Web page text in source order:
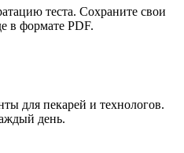
теста. Сохраните свои
в формате PDF.
для пекарей и технологов.
день.